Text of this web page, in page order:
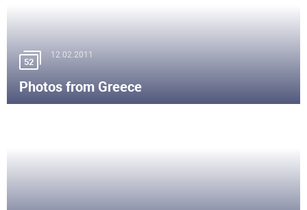
52
12.02.2011
Photos from Greece